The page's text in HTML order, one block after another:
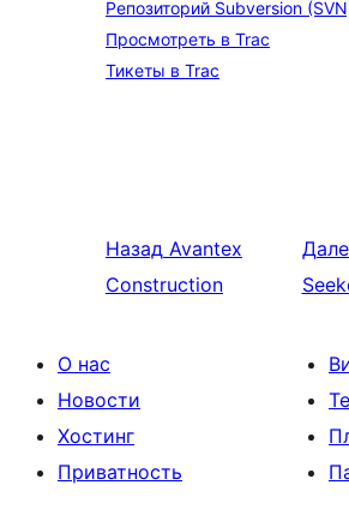
Репозиторий Subversion
Просмотреть в Trac
Тикеты в Trac
Назад Avantex
Construction
О нас
Новости
Хостинг
Приватность